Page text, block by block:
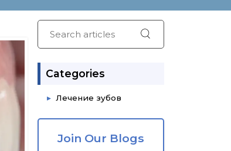
Categories
Лечение зубов
Join Our Blogs